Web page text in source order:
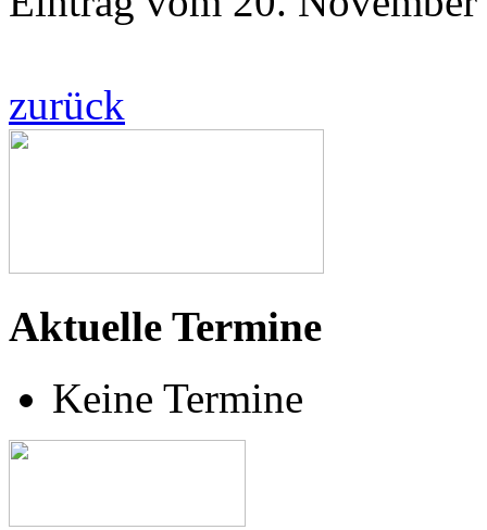
zurück
Aktuelle Termine
Keine Termine